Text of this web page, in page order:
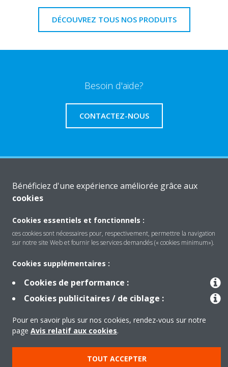
DÉCOUVREZ TOUS NOS PRODUITS
Besoin d'aide?
CONTACTEZ-NOUS
Solutions
Politique de confidentialité des données
éthique de l'entreprise
Bénéficiez d'une expérience améliorée grâce aux
cookies
Cookies essentiels et fonctionnels :
ces cookies sont nécessaires pour, respectivement, permettre la navigation
sur notre site Web et fournir les services demandés (« cookies minimum»).
Cookies supplémentaires :
Cookies de performance :
Cookies publicitaires / de ciblage :
Pour en savoir plus sur nos cookies, rendez-vous sur notre
page Avis relatif aux cookies.
TOUT ACCEPTER